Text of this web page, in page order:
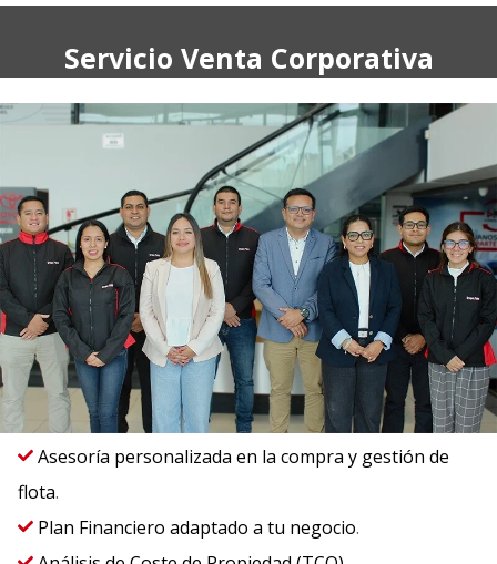
Servicio Venta Corporativa
Asesoría personalizada en la compra y gestión de
flota.
Plan Financiero adaptado a tu negocio.